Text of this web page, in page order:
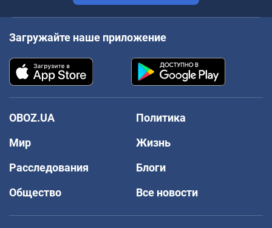
Загружайте наше приложение
OBOZ.UA
Политика
Мир
Жизнь
Расследования
Блоги
Общество
Все новости